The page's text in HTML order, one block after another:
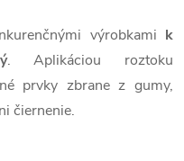
výrobkami k
. Aplikáciou roztoku
prvky zbrane z gumy,
čiernenie.